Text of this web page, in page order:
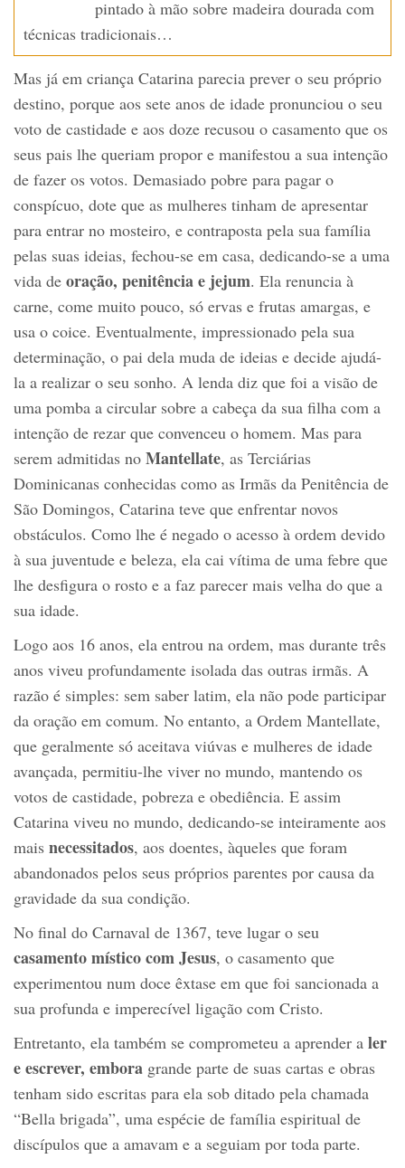
pintado à mão sobre madeira dourada com
técnicas tradicionais…
Mas já em criança Catarina parecia prever o seu próprio
destino, porque aos sete anos de idade pronunciou o seu
voto de castidade e aos doze recusou o casamento que os
seus pais lhe queriam propor e manifestou a sua intenção
de fazer os votos. Demasiado pobre para pagar o
conspícuo, dote que as mulheres tinham de apresentar
para entrar no mosteiro, e contraposta pela sua família
pelas suas ideias, fechou-se em casa, dedicando-se a uma
vida de oração, penitência e jejum. Ela renuncia à
carne, come muito pouco, só ervas e frutas amargas, e
usa o coice. Eventualmente, impressionado pela sua
determinação, o pai dela muda de ideias e decide ajudá-
la a realizar o seu sonho. A lenda diz que foi a visão de
uma pomba a circular sobre a cabeça da sua filha com a
intenção de rezar que convenceu o homem. Mas para
serem admitidas no Mantellate, as Terciárias
Dominicanas conhecidas como as Irmãs da Penitência de
São Domingos, Catarina teve que enfrentar novos
obstáculos. Como lhe é negado o acesso à ordem devido
à sua juventude e beleza, ela cai vítima de uma febre que
lhe desfigura o rosto e a faz parecer mais velha do que a
sua idade.
Logo aos 16 anos, ela entrou na ordem, mas durante três
anos viveu profundamente isolada das outras irmãs. A
razão é simples: sem saber latim, ela não pode participar
da oração em comum. No entanto, a Ordem Mantellate,
que geralmente só aceitava viúvas e mulheres de idade
avançada, permitiu-lhe viver no mundo, mantendo os
votos de castidade, pobreza e obediência. E assim
Catarina viveu no mundo, dedicando-se inteiramente aos
mais necessitados, aos doentes, àqueles que foram
abandonados pelos seus próprios parentes por causa da
gravidade da sua condição.
No final do Carnaval de 1367, teve lugar o seu
casamento místico com Jesus, o casamento que
experimentou num doce êxtase em que foi sancionada a
sua profunda e imperecível ligação com Cristo.
Entretanto, ela também se comprometeu a aprender a ler
e escrever, embora grande parte de suas cartas e obras
tenham sido escritas para ela sob ditado pela chamada
“Bella brigada”, uma espécie de família espiritual de
discípulos que a amavam e a seguiam por toda parte.